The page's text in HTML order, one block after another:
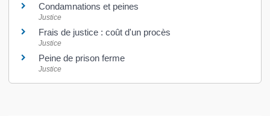
Condamnations et peines
Justice
Frais de justice : coût d'un procès
Justice
Peine de prison ferme
Justice